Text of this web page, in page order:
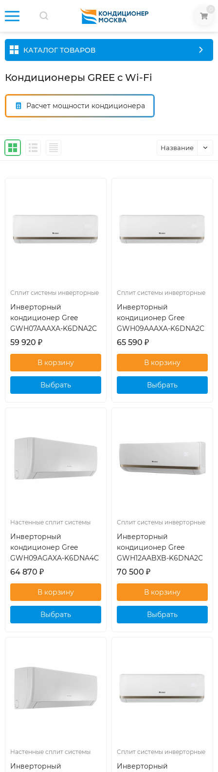
КАТАЛОГ ТОВАРОВ
Кондиционеры GREE с Wi-Fi
Расчет мощности кондиционера
Название
Сплит системы инверторные
Инверторный
кондиционер Gree
GWH07AAAXA-K6DNA2C
59 920 ₽
Выбрать
Сплит системы инверторные
Инверторный
кондиционер Gree
GWH09AAAXA-K6DNA2C
65 590 ₽
Выбрать
Настенные сплит системы
Инверторный
кондиционер Gree
GWH09AGAXA-K6DNA4C
64 870 ₽
Выбрать
Сплит системы инверторные
Инверторный
кондиционер Gree
GWH12AABXB-K6DNA2C
70 500 ₽
Выбрать
Настенные сплит системы
Инверторный
Сплит системы инверторные
Инверторный